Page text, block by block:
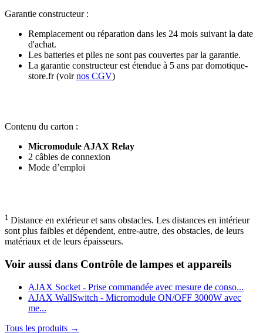
Garantie constructeur:
Remplacement ou réparation dans les 24 mois suivant la date
d'achat.
Les batteries et piles ne sont pas couvertes par la garantie.
La garantie constructeur est étendue à 5 ans par domotique-
store.fr(voirnos CGV)
Contenu du carton :
Micromodule AJAX Relay
2 câbles de connexion
Mode d’emploi
1 Distance en extérieur et sans obstacles. Les distances en intérieur
sont plus faibles et dépendent, entre-autre, des obstacles, de leurs
matériaux et de leurs épaisseurs.
Voir aussi dans Contrôle de lampes et appareils
AJAX Socket - Prise commandée avec mesure de conso...
AJAX WallSwitch - Micromodule ON/OFF 3000W avec
me...
Tous les produits →